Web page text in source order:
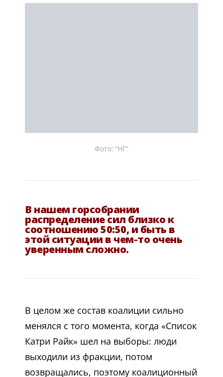
Фото: “НГ”
В нашем горсобрании
распределение сил близко к
соотношению 50:50, и быть в
этой ситуации в чем-то очень
уверенным сложно.
В целом же состав коалиции сильно
менялся с того момента, когда «Список
Катри Райк» шел на выборы: люди
выходили из фракции, потом
возвращались, поэтому коалиционный